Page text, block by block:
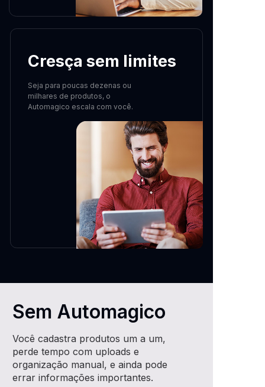
Seja para poucas dezenas ou
milhares de produtos, o
Automagico escala com você.
Cresça sem limites
Sem Automagico
Você cadastra produtos um a um,
perde tempo com uploads e
organização manual, e ainda pode
errar informações importantes.